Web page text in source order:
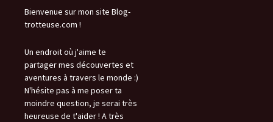
Bienvenue sur mon site Blog-
trotteuse.com !
Un endroit où j'aime te
partager mes découvertes et
aventures à travers le monde :)
N'hésite pas à me poser ta
moindre question, je serai très
heureuse de t'aider ! A très